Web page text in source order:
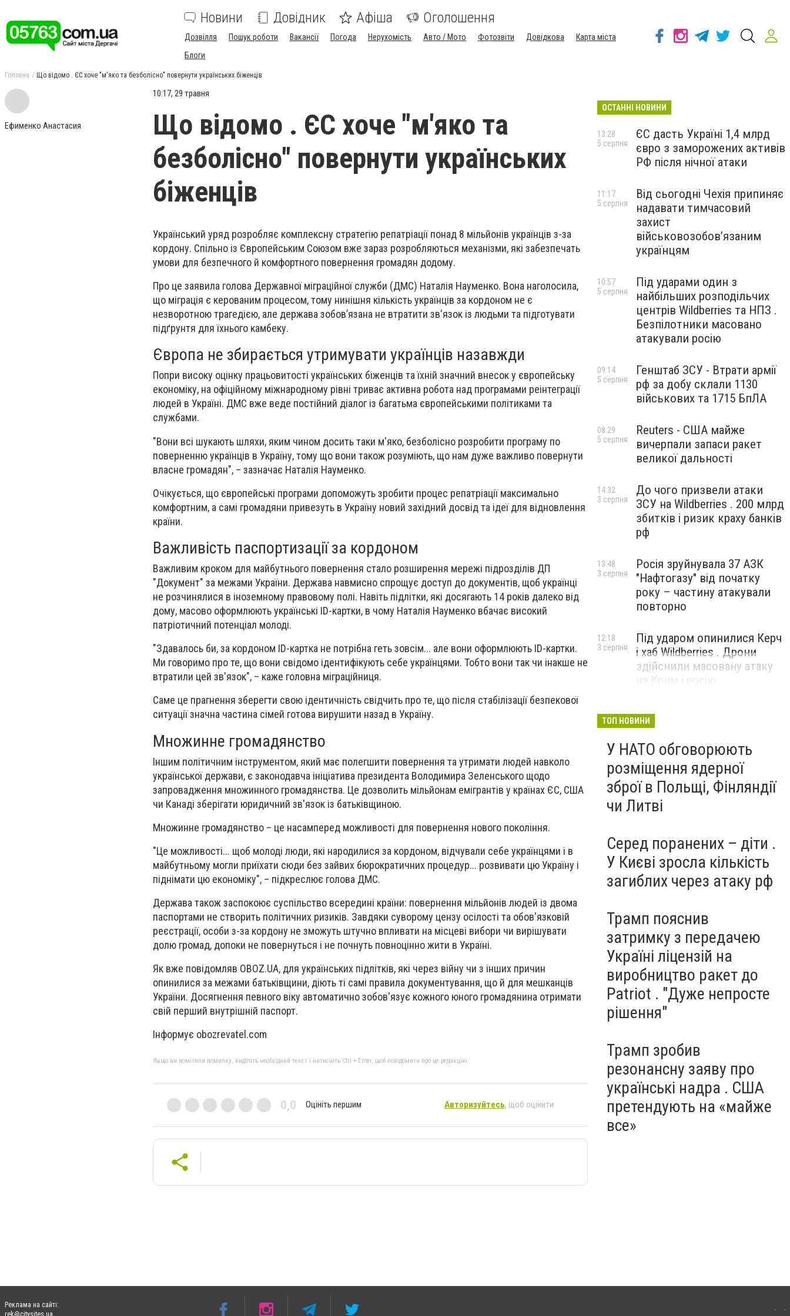
Новини Довідник Афіша Оголошення
Дозвілля Пошук роботи Вакансії Погода Нерухомість Авто / Мото Фотозвіти Довідкова
Карта міста
Блоги
Головна Що відомо . ЄС хоче "м'яко та безболісно" повернути українських біженців
Ефименко Анастасия
10:17, 29 травня
Що відомо . ЄС хоче "м'яко та
безболісно" повернути українських
біженців
Український уряд розробляє комплексну стратегію репатріації понад 8 мільйонів українців з-за
кордону. Спільно із Європейським Союзом вже зараз розробляються механізми, які забезпечать
умови для безпечного й комфортного повернення громадян додому.
Про це заявила голова Державної міграційної служби (ДМС) Наталія Науменко. Вона наголосила,
що міграція є керованим процесом, тому нинішня кількість українців за кордоном не є
незворотною трагедією, але держава зобовʼязана не втратити зв'язок із людьми та підготувати
підґрунтя для їхнього камбеку.
Європа не збирається утримувати українців назавжди
Попри високу оцінку працьовитості українських біженців та їхній значний внесок у європейську
економіку, на офіційному міжнародному рівні триває активна робота над програмами реінтеграції
людей в Україні. ДМС вже веде постійний діалог із багатьма європейськими політиками та
службами.
"Вони всі шукають шляхи, яким чином досить таки м'яко, безболісно розробити програму по
поверненню українців в Україну, тому що вони також розуміють, що нам дуже важливо повернути
власне громадян", – зазначає Наталія Науменко.
Очікується, що європейські програми допоможуть зробити процес репатріації максимально
комфортним, а самі громадяни привезуть в Україну новий західний досвід та ідеї для відновлення
країни.
Важливість паспортизації за кордоном
Важливим кроком для майбутнього повернення стало розширення мережі підрозділів ДП
"Документ" за межами України. Держава навмисно спрощує доступ до документів, щоб українці
не розчинялися в іноземному правовому полі. Навіть підлітки, які досягають 14 років далеко від
дому, масово оформлюють українські ID-картки, в чому Наталія Науменко вбачає високий
патріотичний потенціал молоді.
"Здавалось би, за кордоном ID-картка не потрібна геть зовсім... але вони оформлюють ID-картки.
Ми говоримо про те, що вони свідомо ідентифікують себе українцями. Тобто вони так чи інакше не
втратили цей зв'язок", – каже головна міграційниця.
Саме це прагнення зберегти свою ідентичність свідчить про те, що після стабілізації безпекової
ситуації значна частина сімей готова вирушити назад в Україну.
Множинне громадянство
Іншим політичним інструментом, який має полегшити повернення та утримати людей навколо
української держави, є законодавча ініціатива президента Володимира Зеленського щодо
запровадження множинного громадянства. Це дозволить мільйонам емігрантів у країнах ЄС, США
чи Канаді зберігати юридичний зв'язок із батьківщиною.
Множинне громадянство – це насамперед можливості для повернення нового покоління.
"Це можливості... щоб молоді люди, які народилися за кордоном, відчували себе українцями і в
майбутньому могли приїхати сюди без зайвих бюрократичних процедур... розвивати цю Україну і
піднімати цю економіку", – підкреслює голова ДМС.
Держава також заспокоює суспільство всередині країни: повернення мільйонів людей із двома
паспортами не створить політичних ризиків. Завдяки суворому цензу осілості та обов'язковій
реєстрації, особи з-за кордону не зможуть штучно впливати на місцеві вибори чи вирішувати
долю громад, допоки не повернуться і не почнуть повноцінно жити в Україні.
Як вже повідомляв OBOZ.UA, для українських підлітків, які через війну чи з інших причин
опинилися за межами батьківщини, діють ті самі правила документування, що й для мешканців
України. Досягнення певного віку автоматично зобов'язує кожного юного громадянина отримати
свій перший внутрішній паспорт.
Інформує obozrevatel.com
Якщо ви помітили помилку, виділіть необхідний текст і натисніть Ctrl + Enter, щоб повідомити про це редакцію
0,0 Оцініть першим Авторизуйтесь, щоб оцінити
ОСТАННІ НОВИНИ
ЄС дасть Україні 1,4 млрд
євро з заморожених активів
РФ після нічної атаки
13:28
5 серпня
Від сьогодні Чехія припиняє
надавати тимчасовий
захист
військовозобов’язаним
українцям
11:17
5 серпня
Під ударами один з
найбільших розподільчих
центрів Wildberries та НПЗ .
Безпілотники масовано
атакували росію
10:57
5 серпня
Генштаб ЗСУ - Втрати армії
рф за добу склали 1130
військових та 1715 БпЛА
09:14
5 серпня
Reuters - США майже
вичерпали запаси ракет
великої дальності
08:29
5 серпня
До чого призвели атаки
ЗСУ на Wildberries . 200 млрд
збитків і ризик краху банків
рф
14:32
3 серпня
Росія зруйнувала 37 АЗК
"Нафтогазу" від початку
року – частину атакували
повторно
13:48
3 серпня
Під ударом опинилися Керч
і хаб Wildberries . Дрони
здійснили масовану атаку
на Крим і росію
12:18
3 серпня
ТОП НОВИНИ
У НАТО обговорюють
розміщення ядерної
зброї в Польщі, Фінляндії
чи Литві
Серед поранених – діти .
У Києві зросла кількість
загиблих через атаку рф
Трамп пояснив
затримку з передачею
Україні ліцензій на
виробництво ракет до
Patriot . "Дуже непросте
рішення"
Трамп зробив
резонансну заяву про
українські надра . США
претендують на «майже
все»
Реклама на сайті:
rek@citysites.ua